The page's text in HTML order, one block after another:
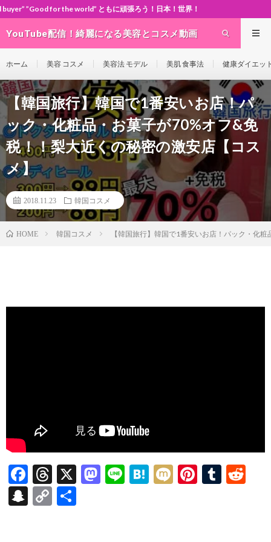
ともに頑張ろう！日本！世界！
YouTube配信！綺麗になる美容とコスメ動画
ホーム 美容 コスメ 美容法 モデル 美肌 食事法 健康ダイエッ
【韓国旅行】韓国で1番安いお店！パ
ック・化粧品・お菓子が70%オフ&免
税！！梨大近くの秘密の激安店【コス
メ】
2018.11.23 韓国コスメ
HOME 韓国コスメ 【韓国旅行】韓国で1番安いお店！パック・化
F
ac
e
T
hr
ea
X
M Li H M Pi T
S
C